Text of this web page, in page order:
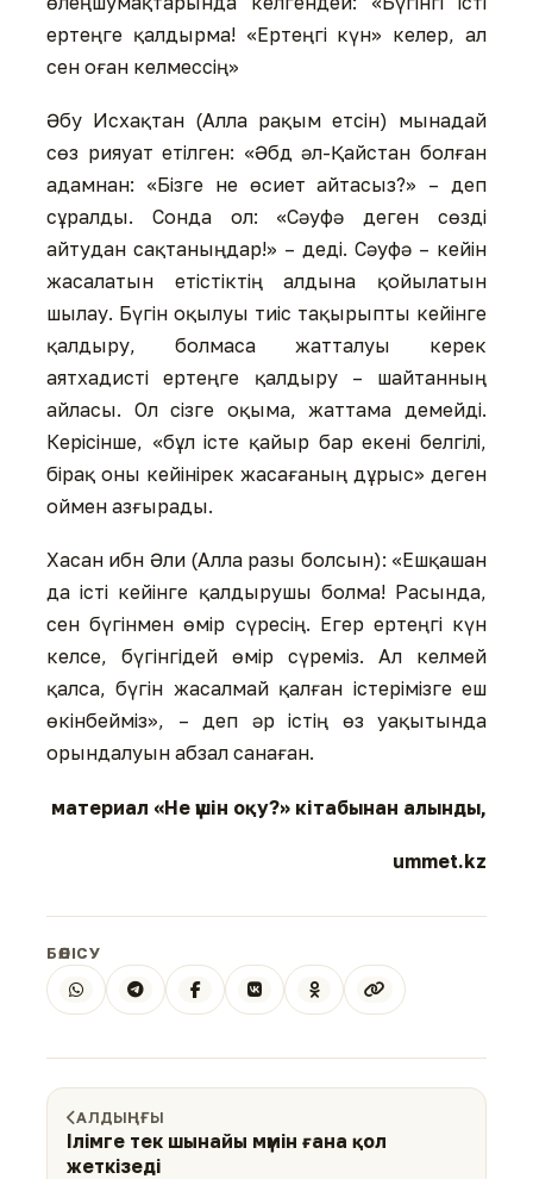
ертеңге қалдырма! «Ертеңгі күн» келер, ал
сен оған келмессің»
Әбу Исхақтан (Алла рақым етсін) мынадай
сөз рияуат етілген: «Әбд әл-Қайстан болған
адамнан: «Бізге не өсиет айтасыз?» – деп
сұралды. Сонда ол: «Сәуфә деген сөзді
айтудан сақтаныңдар!» – деді. Сәуфә – кейін
жасалатын етістіктің алдына қойылатын
шылау. Бүгін оқылуы тиіс тақырыпты кейінге
қалдыру, болмаса жатталуы керек
аятхадисті ертеңге қалдыру – шайтанның
айласы. Ол сізге оқыма, жаттама демейді.
Керісінше, «бұл істе қайыр бар екені белгілі,
бірақ оны кейінірек жасағаның дұрыс» деген
оймен азғырады.
Хасан ибн Әли (Алла разы болсын): «Ешқашан
да істі кейінге қалдырушы болма! Расында,
сен бүгінмен өмір сүресің. Егер ертеңгі күн
келсе, бүгінгідей өмір сүреміз. Ал келмей
қалса, бүгін жасалмай қалған істерімізге еш
өкінбейміз», – деп әр істің өз уақытында
орындалуын абзал санаған.
материал «Не үшін оқу?» кітабынан алынды,
ummet.kz
БӨЛІСУ
АЛДЫҢҒЫ
Ілімге тек шынайы мүмін ғана қол
жеткізеді